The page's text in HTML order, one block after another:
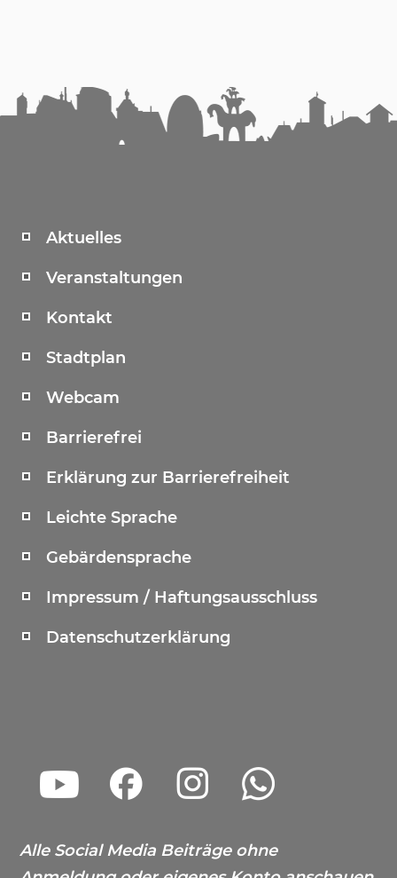
Aktuelles
Veranstaltungen
Kontakt
Stadtplan
Webcam
Barrierefrei
Erklärung zur Barrierefreiheit
Leichte Sprache
Gebärdensprache
Impressum / Haftungsausschluss
Datenschutzerklärung
Alle Social Media Beiträge ohne